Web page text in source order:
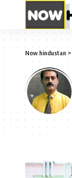
Now hindustan >